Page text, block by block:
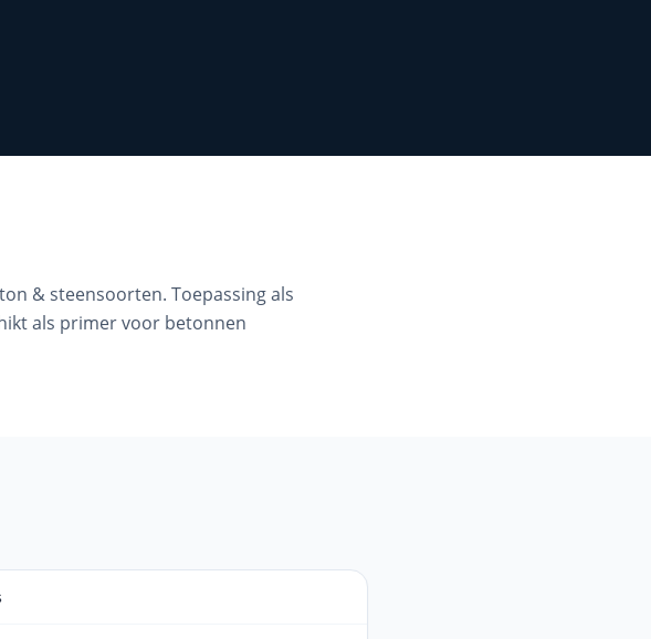
& steensoorten. Toepassing als
als primer voor betonnen